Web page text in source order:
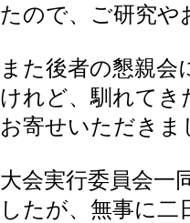
たので、ご研究や
また後者の懇親
けれど、馴れて
お寄せいただきま
大会実行委員会一
したが、無事に